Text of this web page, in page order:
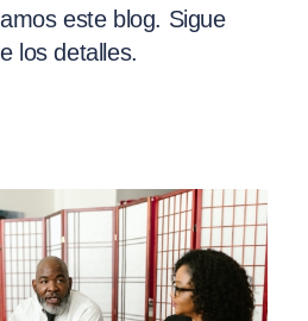
este blog. Sigue
los detalles.